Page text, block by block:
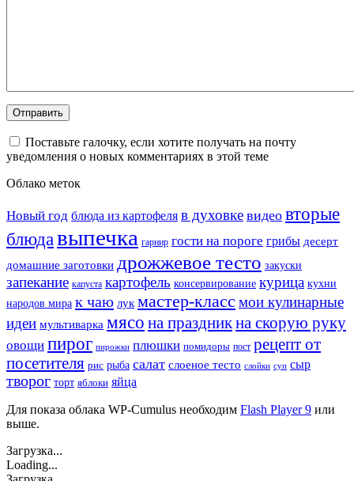
Поставьте галочку, если хотите получать на почту
уведомления о новых комментариях в этой теме
Облако меток
Новый год блюда из картофеля в духовке видео вторые
блюдавыпечка гарнир гости на пороге грибы десерт
домашние заготовки дрожжевое тесто закуски
запекание капуста картофель консервирование курица кухни
народов мира к чаю лук мастер-класс мои кулинарные
идеи мультиварка мясо на праздникна скорую руку
овощи пирог пирожки плюшки помидоры пост рецепт от
посетителя рис рыба салат слоеное тесто слойки суп сыр
творог торт яблоки яйца
Для показа облака WP-Cumulus необходим Flash Player 9 или
выше.
Загрузка...
Loading...